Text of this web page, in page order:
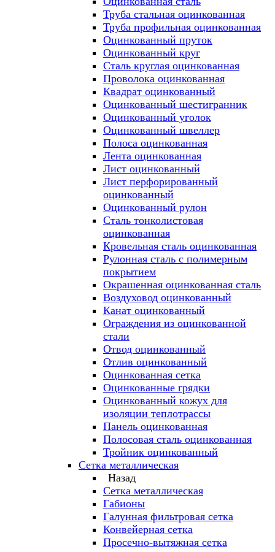
Труба стальная оцинкованная
Труба профильная оцинкованная
Оцинкованный пруток
Оцинкованный круг
Сталь круглая оцинкованная
Проволока оцинкованная
Квадрат оцинкованный
Оцинкованный шестигранник
Оцинкованный уголок
Оцинкованный швеллер
Полоса оцинкованная
Лента оцинкованная
Лист оцинкованный
Лист перфорированный
оцинкованный
Оцинкованный рулон
Сталь тонколистовая
оцинкованная
Кровельная сталь оцинкованная
Рулонная сталь с полимерным
покрытием
Окрашенная оцинкованная сталь
Воздуховод оцинкованный
Канат оцинкованный
Ограждения из оцинкованной
стали
Отвод оцинкованный
Отлив оцинкованный
Оцинкованная сетка
Оцинкованные грядки
Оцинкованный кожух для
изоляции теплотрассы
Панель оцинкованная
Полосовая сталь оцинкованная
Тройник оцинкованный
Сетка металлическая
Назад
Сетка металлическая
Габионы
Галунная фильтровая сетка
Конвейерная сетка
Просечно-вытяжная сетка